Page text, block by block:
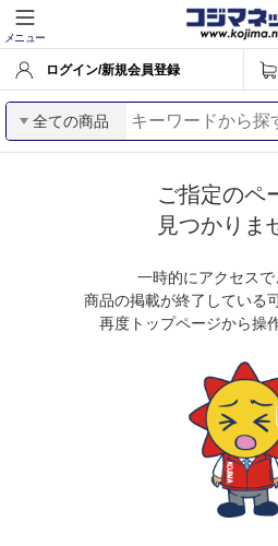
メニュー
ログイン/新規会員登録
全ての商品
ご指定のペ
見つかりま
一時的にアクセスで
商品の掲載が終了している
再度トップページから操